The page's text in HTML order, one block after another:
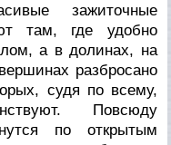
зажиточные
там, где удобно
а в долинах, на
разбросано
судя по всему,
Повсюду
по открытым